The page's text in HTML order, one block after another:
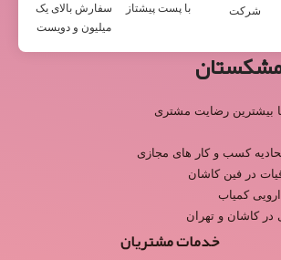
شرکت
با پست پیشتاز
سفارش بالای یک
میلیون و دویست
مشکستان
بیشترین رضایت مشتری
کسب و کار های مجازی
در فین کاشان
کمیاب
کاشان و تهران
خدمات مشتریان